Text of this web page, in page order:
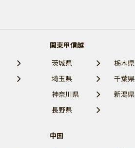
関東甲信越
茨城県
栃木県
埼玉県
千葉県
神奈川県
新潟県
長野県
中国